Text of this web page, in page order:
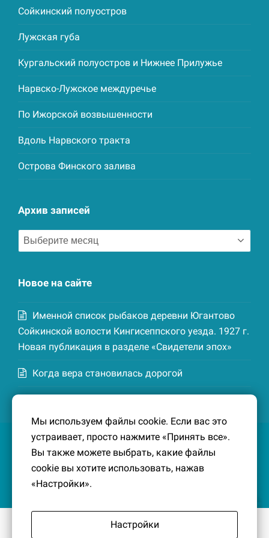
Сойкинский полуостров
Лужская губа
Кургальский полуостров и Нижнее Прилужье
Нарвско-Лужское междуречье
По Ижорской возвышенности
Вдоль Нарвского тракта
Острова Финского залива
Архив записей
Архив
записей
Новое на сайте
Именной список рыбаков деревни Югантово
Сойкинской волости Кингисеппского уезда. 1927 г.
Новая публикация в разделе «Свидетели эпох»
Когда вера становилась дорогой
Котельской волости Кингисеппского уезда. 1926-
27 гг. Новая публикация в разделе «Свидетели
эпох»
Южный берег Финского залива
Мы используем файлы cookie. Если вас это
устраивает, просто нажмите «Принять все».
Вы также можете выбрать, какие файлы
cookie вы хотите использовать, нажав
«Настройки».
Настройки